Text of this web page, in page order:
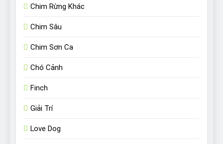
Chim Rừng Khác
Chim Sâu
Chim Sơn Ca
Chó Cảnh
Finch
Giải Trí
Love Dog